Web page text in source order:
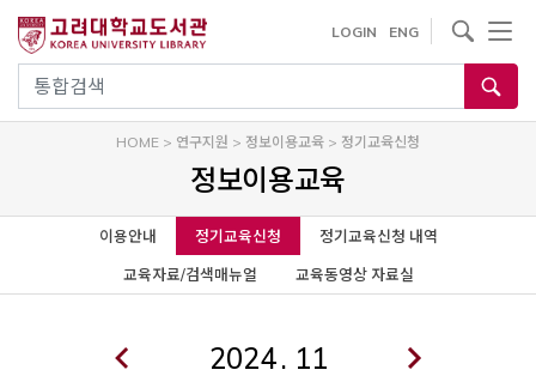
통합검색
LOGIN ENG
사이트내 검색
HOME > 연구지원 > 정보이용교육 > 정기교육신청
정보이용교육
이용안내 정기교육신청
정기교육신청 내역
교육자료/검색매뉴얼
교육동영상 자료실
.